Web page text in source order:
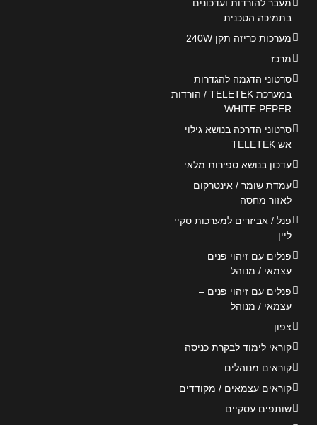
מעבר להורדות ועדכונים
בתמיכה הטכנית
מערכות כריזה תקן 240W
מרכז
סרטוני הדגמה להגדרות
במערכת TELETEK / הורדות
WHITE PEPER
סרטוני הדרכה בנושא גילוי
אש TELETEK
עדכון בנושא ספירות מלאי
עמדת שומר / אינטרקום
לאזור מחסה
פנל / אביזרים למערכות סקיי
ליין
פנלים עם זיהוי פנים –
עצמאי / מנוהל
פנלים עם זיהוי פנים –
עצמאי / מנוהל
צפון
קוראי לימוד לבקרת כניסה
קוראים מנוהלים
קוראים עצמאים / מקודדים
שותפים עסקיים